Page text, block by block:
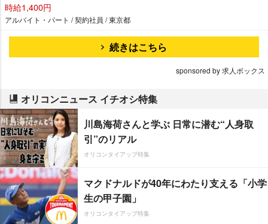
時給1,400円
アルバイト・パート / 契約社員 / 東京都
続きはこちら
sponsored by 求人ボックス
オリコンニュース イチオシ特集
川島海荷さんと学ぶ 日常に潜む“人身取
引”のリアル
オリコンタイアップ特集
マクドナルドが40年にわたり支える「小学
生の甲子園」
オリコンタイアップ特集